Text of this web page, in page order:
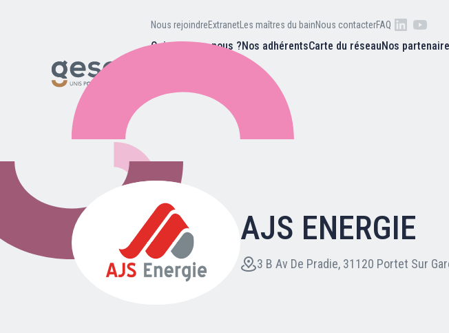
Nous rejoindreExtranet Les maîtres du bainNous contacterFAQ
Qui sommes-nous ?
Nos missions
Valeurs et raison
Nos adhérentsCarte du réseauNos
Carte du
Nous rejoindre
Extranet
Les maîtres du bain
Recherche
AJS ENERGIE
3 B Av De Pradie, 31120 Portet Sur